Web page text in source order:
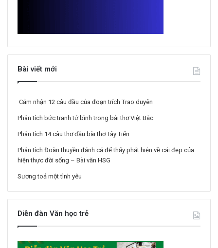
Bài viết mới
Cảm nhận 12 câu đầu của đoạn trích Trao duyên
Phân tích bức tranh tứ bình trong bài thơ Việt Bắc
Phân tích 14 câu thơ đầu bài thơ Tây Tiến
Phân tích Đoàn thuyền đánh cá để thấy phát hiện về cái đẹp của
hiện thực đời sống – Bài văn HSG
Sương toả một tình yêu
Diễn đàn Văn học trẻ